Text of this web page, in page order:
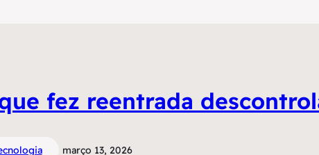
fez reentrada
março 13, 2026